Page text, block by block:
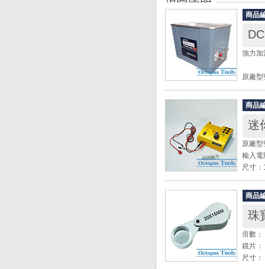
商品
強力
原廠
電壓
洗淨
外型
洗淨
振動
洗淨
定時
加熱
重量
◆ DC
◆ 本產
◆ 適用
金屬
商品
迷
原廠
輸入
尺寸
重量
內含
◆ 電
1. 各
使用
2. 每
商品
珠
倍數
鏡片
尺寸